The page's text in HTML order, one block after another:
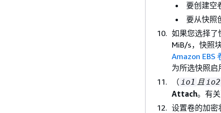
要创建空
要从快照
如果您选择了
MiB/s，快照
Amazon EBS
为所选快照启
（ io1 且io2
Attach。有
设置卷的加密